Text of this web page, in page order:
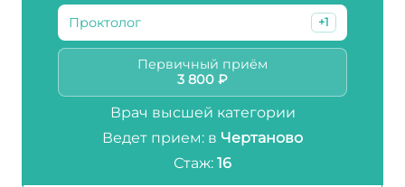
Проктолог +1
Первичный приём
3 800 ₽
Врач высшей категории
Ведет прием: в Чертаново
Стаж: 16